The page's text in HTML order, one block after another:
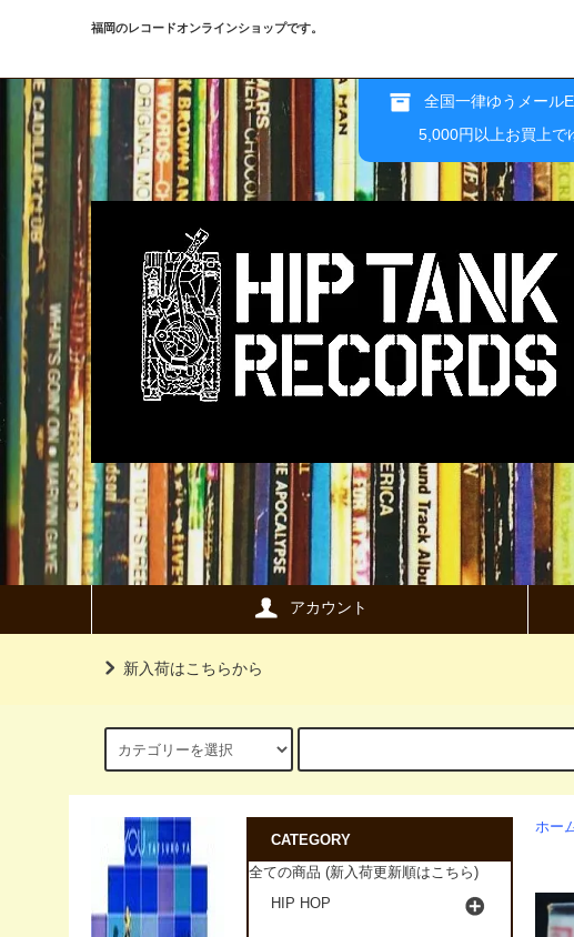
福岡のレコードオンラインショップです。
全国一律ゆうメール
5,000円以上お買上で
アカウント
新入荷はこちらから
ホー
CATEGORY
全ての商品 (新入荷更新順はこちら)
HIP HOP